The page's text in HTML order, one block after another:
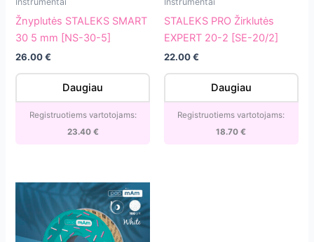
STALEKS
SMART
5
30-
Žnyplutės STALEKS SMART
30 5 mm [NS-30-5]
26.00€
Daugiau
Registruotiems vartotojams:
23.40 €
20-
20/2]
STALEKS PRO Žirklutės
EXPERT 20-2 [SE-20/2]
22.00€
Daugiau
Registruotiems vartotojams:
18.70€